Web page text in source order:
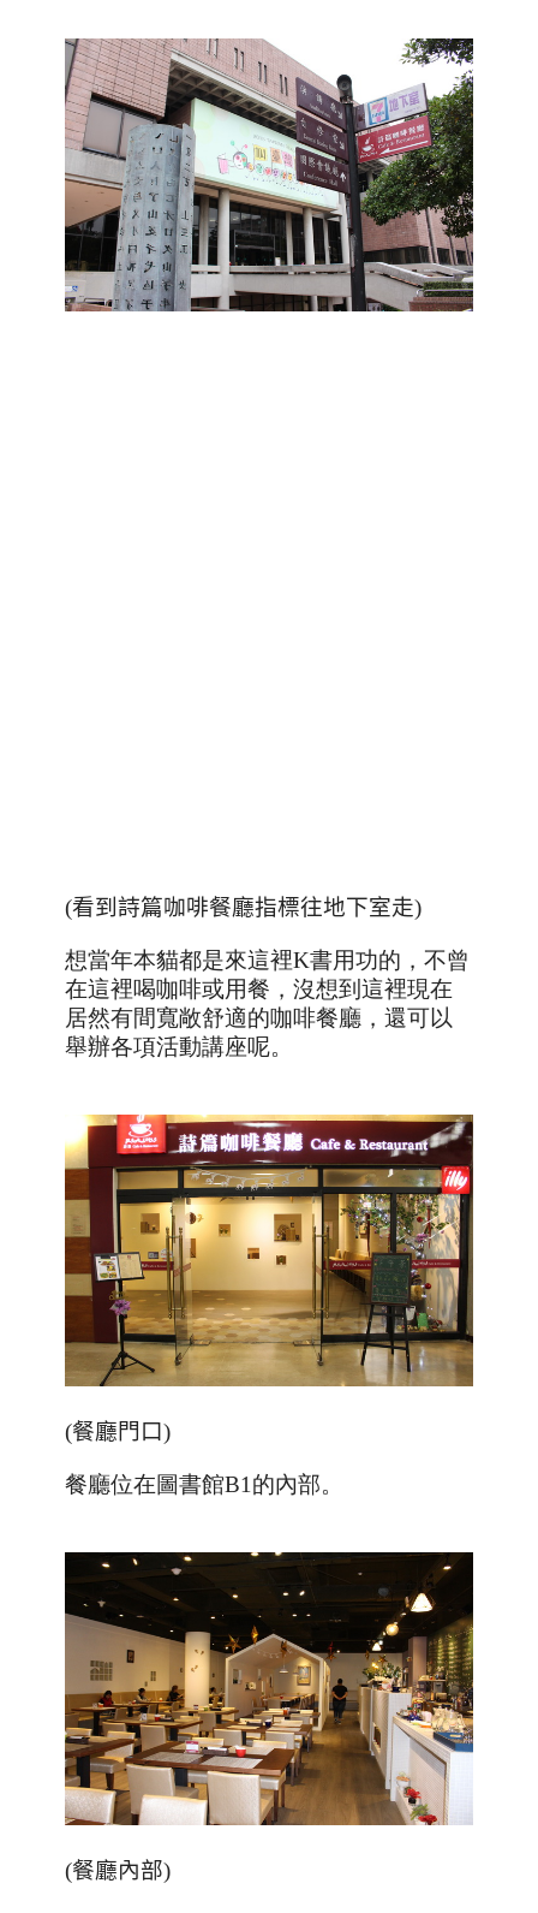
(看到詩篇咖啡餐廳指標往地下室走)
想當年本貓都是來這裡K書用功的，不曾
在這裡喝咖啡或用餐，沒想到這裡現在
居然有間寬敞舒適的咖啡餐廳，還可以
舉辦各項活動講座呢。
(餐廳門口)
餐廳位在圖書館B1的內部。
(餐廳內部)